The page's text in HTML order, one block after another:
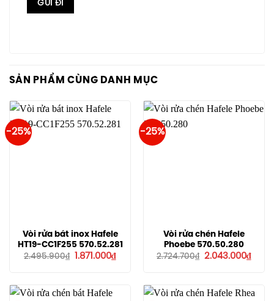
SẢN PHẨM CÙNG DANH MỤC
-25%
Vòi rửa bát inox Hafele
HT19-CC1F255 570.52.281
2.495.900₫ Giá
1.871.000₫Giá
hiện
1.871.000₫.
-25%
Vòi rửa chén Hafele
Phoebe 570.50.280
2.724.700₫
Giá
2.043.000₫Giá
hiện